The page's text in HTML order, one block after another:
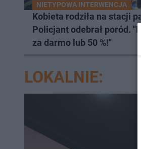
NIETYPOWA INTERWENCJA
Kobieta rodziła na stacji
Policjant odebrał poród.
za darmo lub 50 %!"
LOKALNIE: